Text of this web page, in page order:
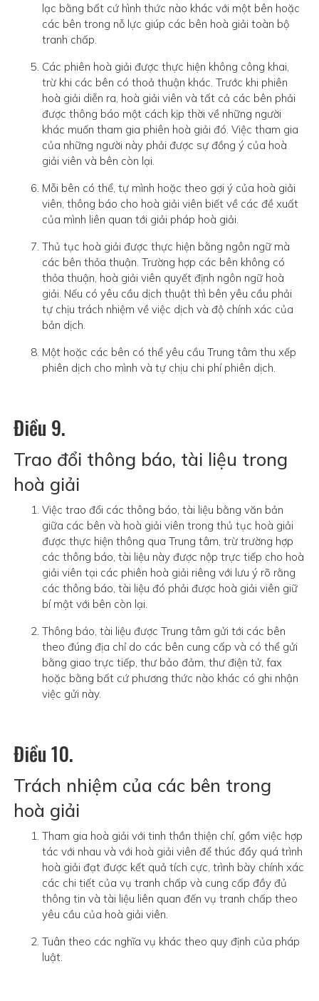
lạc bằng bất cứ hình thức nào khác với một bên hoặc
các bên trong nỗ lực giúp các bên hoà giải toàn bộ
tranh chấp.
Các phiên hoà giải được thực hiện không công khai,
trừ khi các bên có thoả thuận khác. Trước khi phiên
hoà giải diễn ra, hoà giải viên và tất cả các bên phải
được thông báo một cách kịp thời về những người
khác muốn tham gia phiên hoà giải đó. Việc tham gia
của những người này phải được sự đồng ý của hoà
giải viên và bên còn lại.
Mỗi bên có thể, tự mình hoặc theo gợi ý của hoà giải
viên, thông báo cho hoà giải viên biết về các đề xuất
của mình liên quan tới giải pháp hoà giải.
Thủ tục hoà giải được thực hiện bằng ngôn ngữ mà
các bên thỏa thuận. Trường hợp các bên không có
thỏa thuận, hoà giải viên quyết định ngôn ngữ hoà
giải. Nếu có yêu cầu dịch thuật thì bên yêu cầu phải
tự chịu trách nhiệm về việc dịch và độ chính xác của
bản dịch.
Một hoặc các bên có thể yêu cầu Trung tâm thu xếp
phiên dịch cho mình và tự chịu chi phí phiên dịch.
Điều 9.
Trao đổi thông báo, tài liệu trong
hoà giải
Việc trao đổi các thông báo, tài liệu bằng văn bản
giữa các bên và hoà giải viên trong thủ tục hoà giải
được thực hiện thông qua Trung tâm, trừ trường hợp
các thông báo, tài liệu này được nộp trực tiếp cho hoà
giải viên tại các phiên hoà giải riêng với lưu ý rõ rằng
các thông báo, tài liệu đó phải được hoà giải viên giữ
bí mật với bên còn lại.
Thông báo, tài liệu được Trung tâm gửi tới các bên
theo đúng địa chỉ do các bên cung cấp và có thể gửi
bằng giao trực tiếp, thư bảo đảm, thư điện tử, fax
hoặc bằng bất cứ phương thức nào khác có ghi nhận
việc gửi này.
Điều 10.
Trách nhiệm của các bên trong
hoà giải
Tham gia hoà giải với tinh thần thiện chí, gồm việc hợp
tác với nhau và với hoà giải viên để thúc đẩy quá trình
hoà giải đạt được kết quả tích cực, trình bày chính xác
các chi tiết của vụ tranh chấp và cung cấp đầy đủ
thông tin và tài liệu liên quan đến vụ tranh chấp theo
yêu cầu của hoà giải viên.
Tuân theo các nghĩa vụ khác theo quy định của pháp
luật.